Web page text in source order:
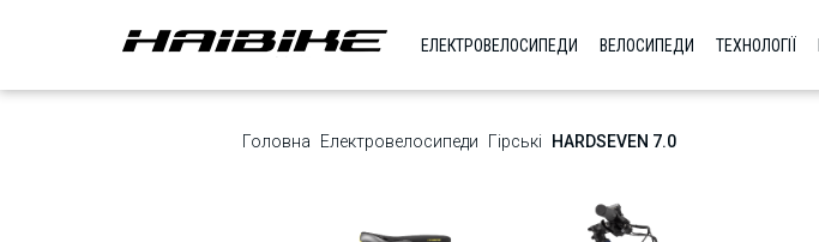
ЕЛЕКТРОВЕЛОСИПЕДИ ВЕЛОСИПЕДИ ТЕХНОЛОГІЇ
Головна Електровелосипеди Гірські HARDSEVEN 7.0